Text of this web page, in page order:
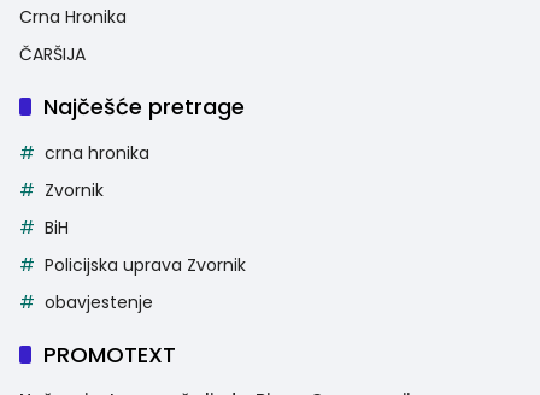
Crna Hronika
ČARŠIJA
Najčešće pretrage
crna hronika
Zvornik
BiH
Policijska uprava Zvornik
obavjestenje
PROMOTEXT